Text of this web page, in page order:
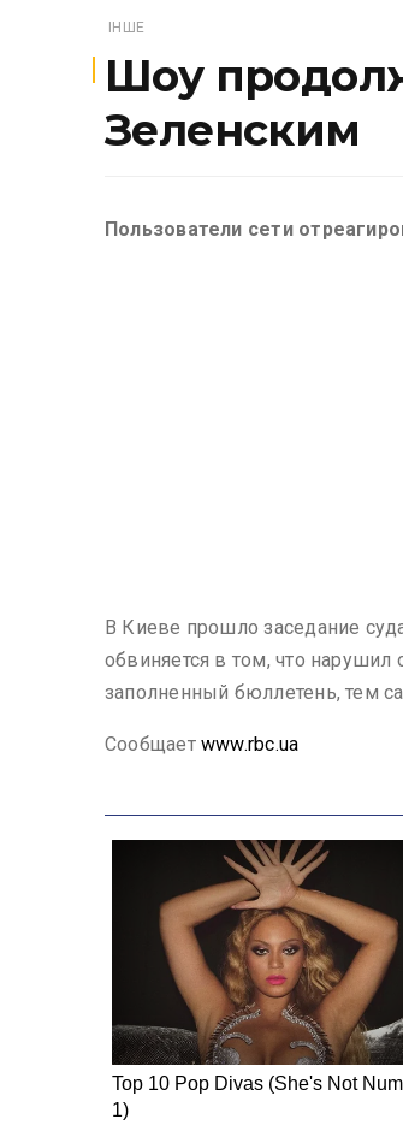
ІНШЕ
Шоу
Зеленским
Пользователи сети
В Киеве прошло заседание
обвиняется в том, что
заполненный бюллетень, тем
Сообщаетwww.rbc.ua